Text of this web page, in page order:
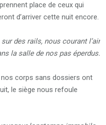
place de ceux qui
d’arriver cette nuit encore.
des rails, nous courant l’air
la salle de nos pas éperdus.
corps sans dossiers ont
le siège nous refoule